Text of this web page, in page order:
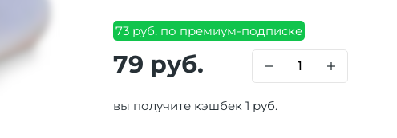
73 руб. по премиум-подписке
79 руб.
вы получите кэшбек 1 руб.